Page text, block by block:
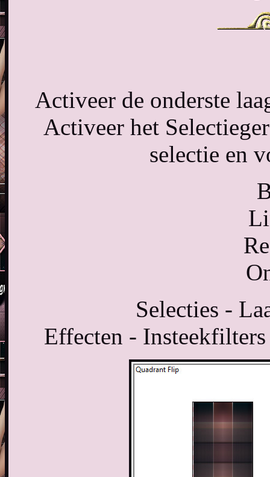
Activeer de onderste
Activeer het
selectie en
Selecties -
Effecten -